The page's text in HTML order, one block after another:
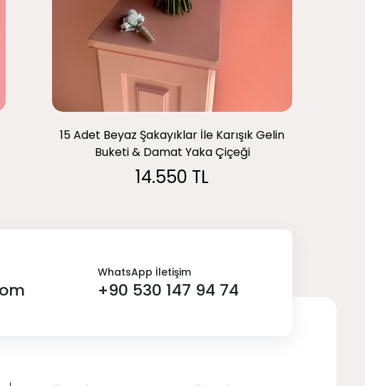
15 Adet Beyaz Şakayıklar İle Karışık Gelin
Buketi & Damat Yaka Çiçeği
14.550 TL
WhatsApp İletişim
+90 530 147 94 74